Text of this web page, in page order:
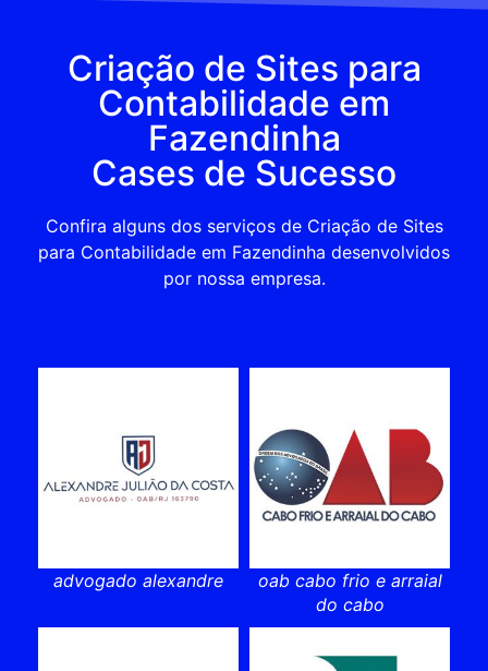
Criação de Sites para
Contabilidade em
Fazendinha
Cases de Sucesso
Confira alguns dos serviços de Criação de Sites
para Contabilidade em Fazendinha desenvolvidos
por nossa empresa.
advogado alexandre
oab cabo frio e arraial
do cabo